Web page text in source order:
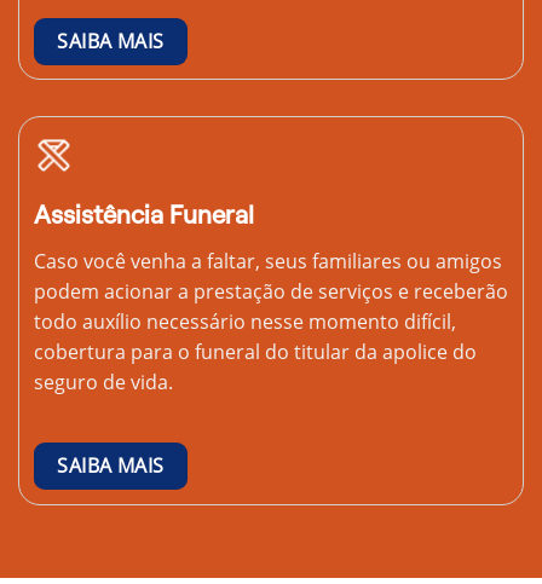
SAIBA MAIS
Assistência Funeral
Caso você venha a faltar, seus familiares ou amigos
podem acionar a prestação de serviços e receberão
todo auxílio necessário nesse momento difícil,
cobertura para o funeral do titular da apolice do
seguro de vida.
SAIBA MAIS